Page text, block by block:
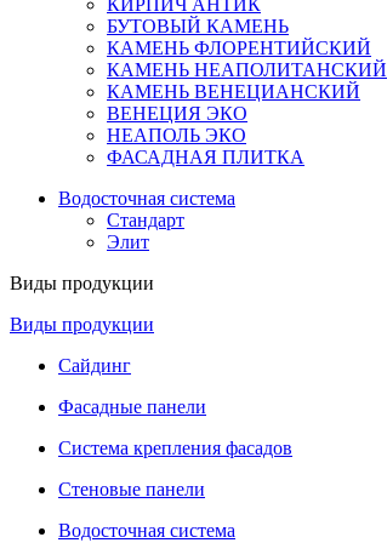
КИРПИЧ АНТИК
БУТОВЫЙ КАМЕНЬ
КАМЕНЬ ФЛОРЕНТИЙСКИЙ
КАМЕНЬ НЕАПОЛИТАНСКИЙ
КАМЕНЬ ВЕНЕЦИАНСКИЙ
ВЕНЕЦИЯ ЭКО
НЕАПОЛЬ ЭКО
ФАСАДНАЯ ПЛИТКА
Водосточная система
Стандарт
Элит
Виды продукции
Виды продукции
Сайдинг
Фасадные панели
Система крепления фасадов
Стеновые панели
Водосточная система